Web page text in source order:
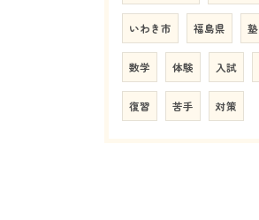
いわき市 福島県 塾
数学 体験 入試
復習 苦手 対策